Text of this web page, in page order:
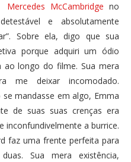
Mercedes McCambridge no
e absolutamente
Sobre ela, digo que sua
porque adquiri um ódio
longo do filme. Sua mera
me deixar incomodado.
mandasse em algo, Emma
de suas suas crenças era
inconfundivelmente a burrice.
faz uma frente perfeita para
Sua mera existência,